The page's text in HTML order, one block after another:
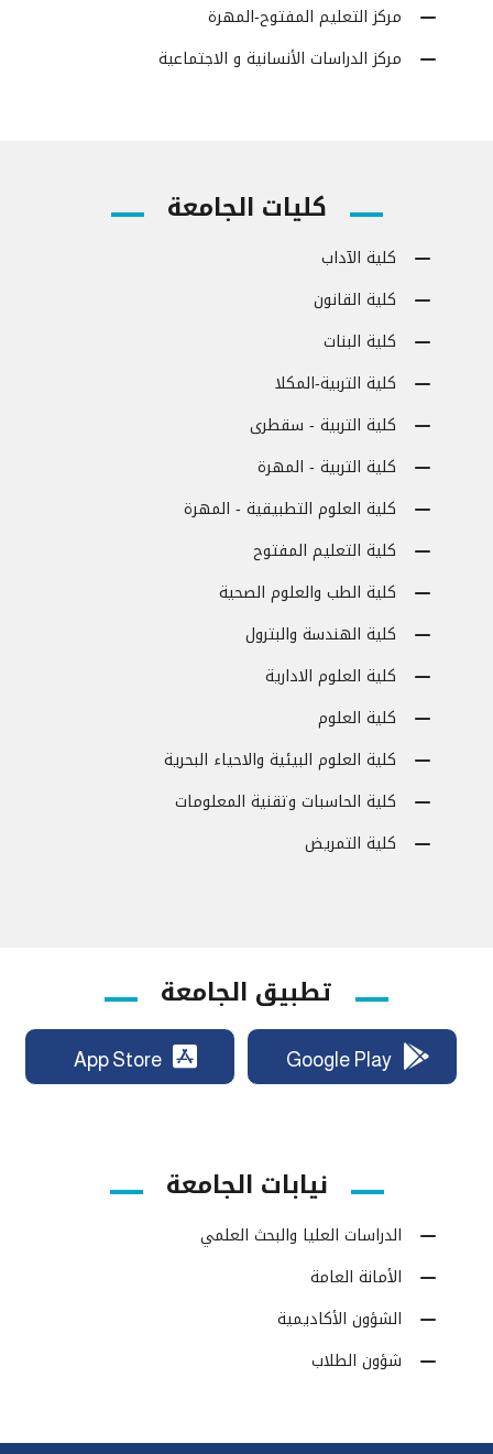
مركز التعليم المفتوح-المهرة
مركز الدراسات الأنسانية و الاجتماعية
كليات الجامعة
كلية الآداب
كلية القانون
كلية البنات
كلية التربية-المكلا
كلية التربية - سقطرى
كلية التربية - المهرة
كلية العلوم التطبيقية - المهرة
كلية التعليم المفتوح
كلية الطب والعلوم الصحية
كلية الهندسة والبترول
كلية العلوم الادارية
كلية العلوم
كلية العلوم البيئية والاحياء البحرية
كلية الحاسبات وتقنية المعلومات
كلية التمريض
تطبيق الجامعة
Google Play
App Store
نيابات الجامعة
الدراسات العليا والبحث العلمي
الأمانة العامة
الشؤون الأكاديمية
شؤون الطلاب